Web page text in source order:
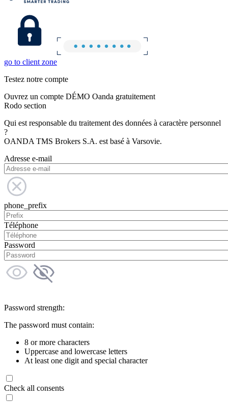
go to client zone
Testez notre compte
Ouvrez un compte DÉMO Oanda gratuitement
Rodo section
Qui est responsable du traitement des données à caractère personnel
?
OANDA TMS Brokers S.A. est basé à Varsovie.
Adresse e-mail
phone_prefix
Téléphone
Password
Password strength:
The password must contain:
8 or more characters
Uppercase and lowercase letters
At least one digit and special character
Check all consents